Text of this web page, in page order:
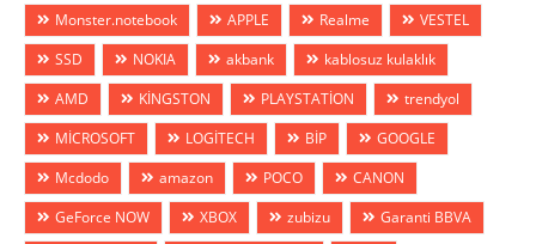
Monster.notebook
APPLE Realme
VESTEL
SSD
NOKIA akbank
kablosuz kulaklık
AMD
KİNGSTON PLAYSTATİON
trendyol
MİCROSOFT
LOGİTECH BİP
GOOGLE
Mcdodo
amazon POCO
CANON
GeForce NOW
XBOX zubizu
Garanti BBVA